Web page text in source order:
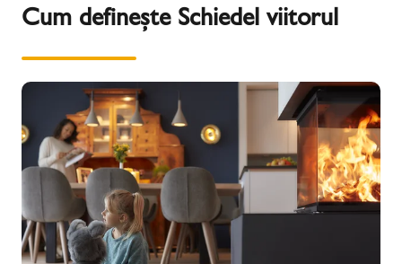
Cum definește Schiedel viitorul